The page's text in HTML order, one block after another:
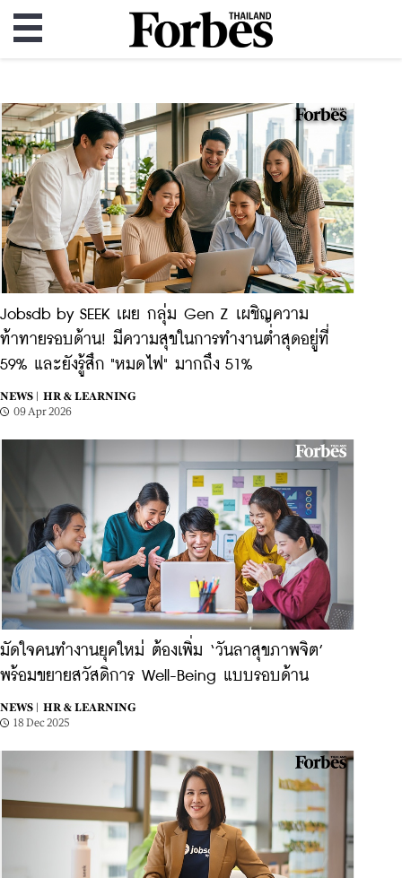
Jobsdb by SEEK เผย กลุ่ม Gen Z เผชิญความ
ท้าทายรอบด้าน! มีความสุขในการทำงานต่ำสุดอยู่ที่
59% และยังรู้สึก "หมดไฟ" มากถึง 51%
NEWS |
HR & LEARNING
09 Apr 2026
มัดใจคนทำงานยุคใหม่ ต้องเพิ่ม ‘วันลาสุขภาพจิต’
พร้อมขยายสวัสดิการ Well-Being แบบรอบด้าน
NEWS |
HR & LEARNING
18 Dec 2025